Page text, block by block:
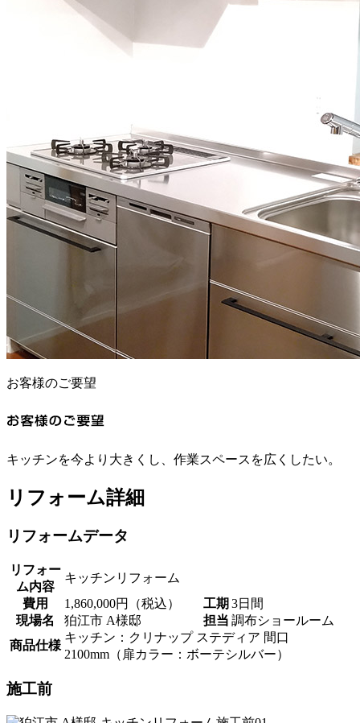
お客様のご要望
キッチンを今より大きくし、作業スペースを広くしたい。
リフォーム詳細
リフォームデータ
リフォー
ム内容
キッチンリフォーム
費用
1,860,000円（税込） 工期 3日間
現場名
狛江市 A様邸 担当 調布ショールーム
商品仕様
キッチン：クリナップ ステディア 間口
2100mm（扉カラー：ボーテシルバー）
施工前